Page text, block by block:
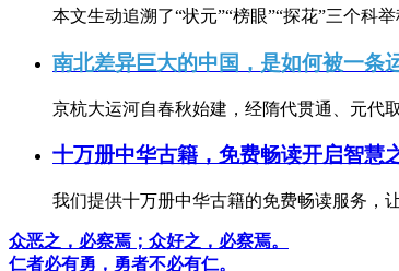
本文生动追溯了“状元”“榜眼”“探花”三个科
南北差异巨大的中国，是如何被一条
京杭大运河自春秋始建，经隋代贯通、元代
十万册中华古籍，免费畅读开启智慧
我们提供十万册中华古籍的免费畅读服务，
众恶之，必察焉；众好之，必察焉。
仁者必有勇，勇者不必有仁。